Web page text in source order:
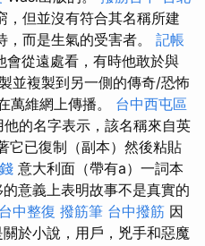
，但並沒有符合其名稱所建
而是生氣的受害者。 記帳
會從遠處看，有時他敢於與
並複製到另一側的傳奇/恐怖
萬維網上傳播。 台中西屯區
他的名字表示，該名稱來自英
已復制（副本）然後粘貼
意大利面（帶有a）一詞本
意義上表明故事不是真實的
台中整復 撥筋筆 台中撥筋 因
於小說，用戶，兇手和惡魔